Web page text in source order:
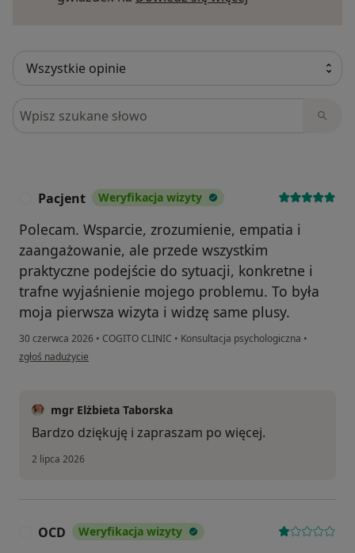
Szukaj w opiniach
Pacjent Weryfikacja wizyty
Polecam. Wsparcie, zrozumienie, empatia i
zaangażowanie, ale przede wszystkim
praktyczne podejście do sytuacji, konkretne i
trafne wyjaśnienie mojego problemu. To była
moja pierwsza wizyta i widzę same plusy.
30 czerwca 2026 • COGITO CLINIC • Konsultacja psychologiczna •
w opinii użytkownika Pacjent
zgłoś nadużycie
mgr Elżbieta Taborska
Bardzo dziękuję i zapraszam po więcej.
2 lipca 2026
OCD Weryfikacja wizyty